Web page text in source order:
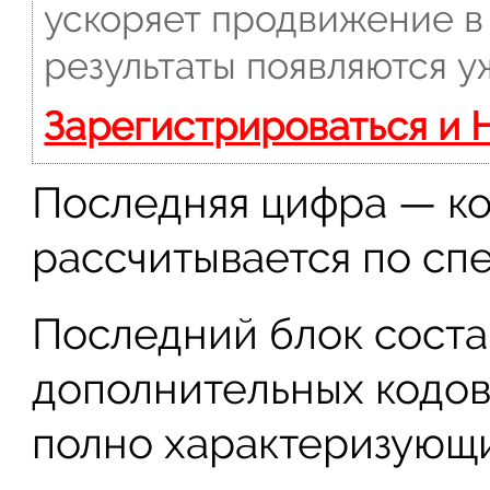
ускоряет продвижение
результаты появляются
Зарегистрироваться и
Последняя цифра —
рассчитывается по
Последний блок
дополнительных
полно